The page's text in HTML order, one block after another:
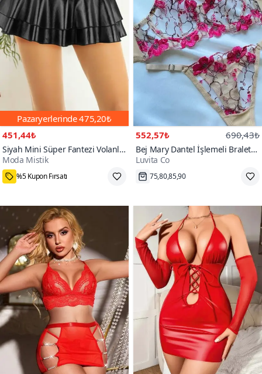
Pazaryerlerinde475,20₺
451,44₺
Siyah Mini Süper Fantezi Volanlı
Kat Fırfırlı Suni Deri Görünümlü
Seksi Etek
Moda Mistik
1000+
%5 Kupon Fırsatı
552,57₺ 690,43₺
Bej Mary Dantel İşlemeli Bralet
Takım
Luvita Co
75,80,85,90